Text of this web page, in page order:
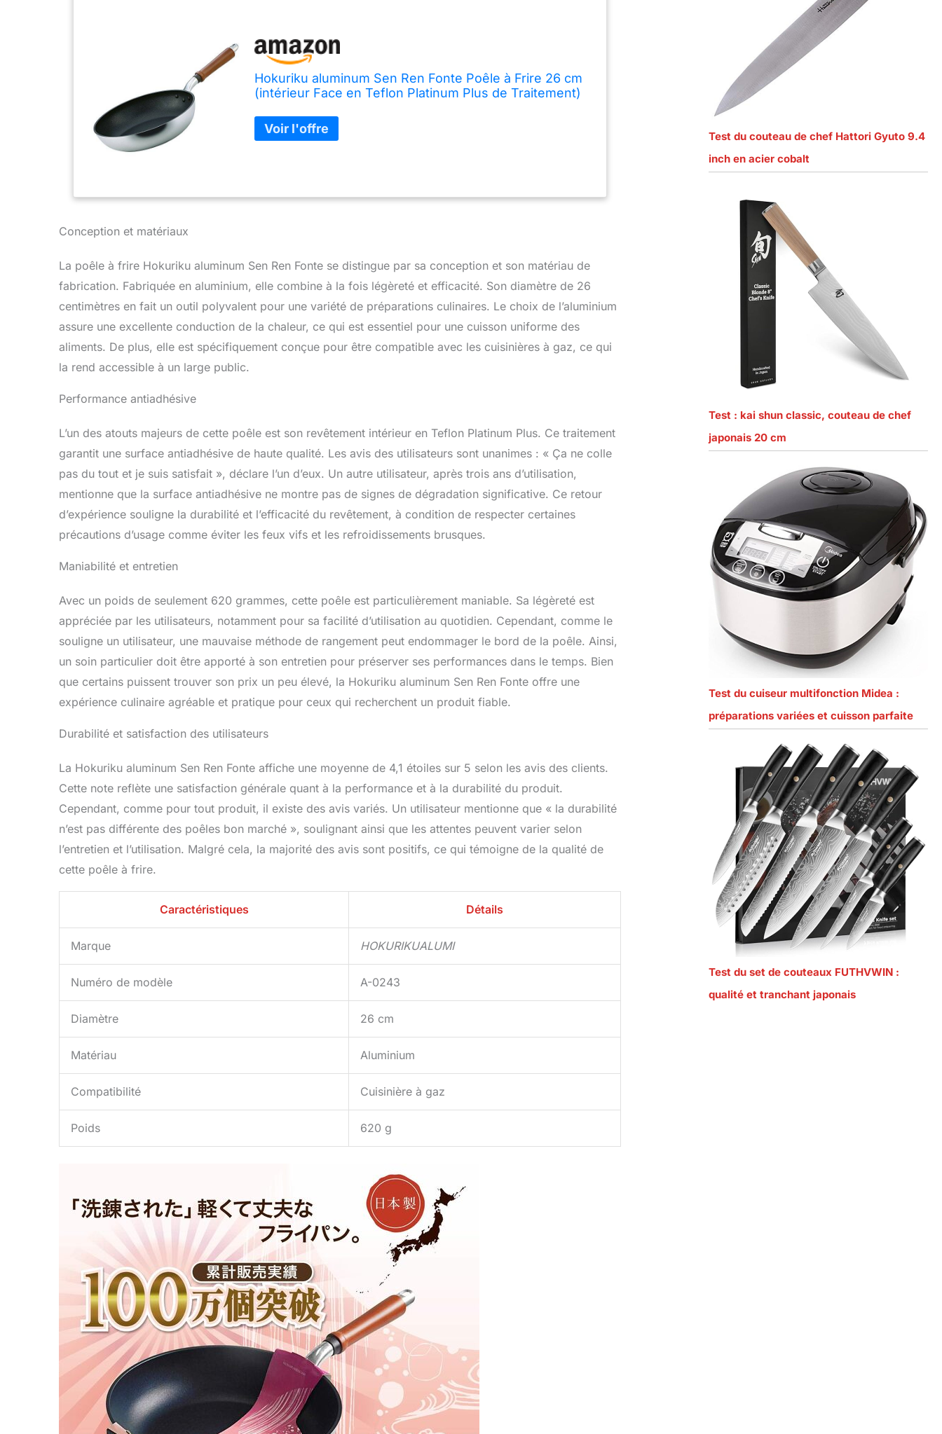
Hokuriku aluminum Sen Ren Fonte Poêle à Frire 26 cm
(intérieur Face en Teflon Platinum Plus de Traitement)
Conception et matériaux
La poêle à frire Hokuriku aluminum Sen Ren Fonte se distingue par sa conception et son matériau de
fabrication. Fabriquée en aluminium, elle combine à la fois légèreté et efficacité. Son diamètre de 26
centimètres en fait un outil polyvalent pour une variété de préparations culinaires. Le choix de l’aluminium
assure une excellente conduction de la chaleur, ce qui est essentiel pour une cuisson uniforme des
aliments. De plus, elle est spécifiquement conçue pour être compatible avec les cuisinières à gaz, ce qui
la rend accessible à un large public.
Performance antiadhésive
L’un des atouts majeurs de cette poêle est son revêtement intérieur en Teflon Platinum Plus. Ce traitement
garantit une surface antiadhésive de haute qualité. Les avis des utilisateurs sont unanimes : « Ça ne colle
pas du tout et je suis satisfait », déclare l’un d’eux. Un autre utilisateur, après trois ans d’utilisation,
mentionne que la surface antiadhésive ne montre pas de signes de dégradation significative. Ce retour
d’expérience souligne la durabilité et l’efficacité du revêtement, à condition de respecter certaines
précautions d’usage comme éviter les feux vifs et les refroidissements brusques.
Maniabilité et entretien
Avec un poids de seulement 620 grammes, cette poêle est particulièrement maniable. Sa légèreté est
appréciée par les utilisateurs, notamment pour sa facilité d’utilisation au quotidien. Cependant, comme le
souligne un utilisateur, une mauvaise méthode de rangement peut endommager le bord de la poêle. Ainsi,
un soin particulier doit être apporté à son entretien pour préserver ses performances dans le temps. Bien
que certains puissent trouver son prix un peu élevé, la Hokuriku aluminum Sen Ren Fonte offre une
expérience culinaire agréable et pratique pour ceux qui recherchent un produit fiable.
Durabilité et satisfaction des utilisateurs
La Hokuriku aluminum Sen Ren Fonte affiche une moyenne de 4,1 étoiles sur 5 selon les avis des clients.
Cette note reflète une satisfaction générale quant à la performance et à la durabilité du produit.
Cependant, comme pour tout produit, il existe des avis variés. Un utilisateur mentionne que « la durabilité
n’est pas différente des poêles bon marché », soulignant ainsi que les attentes peuvent varier selon
l’entretien et l’utilisation. Malgré cela, la majorité des avis sont positifs, ce qui témoigne de la qualité de
cette poêle à frire.
Caractéristiques Détails
Marque HOKURIKUALUMI
Numéro de modèle A-0243
Diamètre 26 cm
Matériau Aluminium
Compatibilité Cuisinière à gaz
Poids 620 g
Test du couteau de chef Hattori Gyuto 9.4
inch en acier cobalt
Test : kai shun classic, couteau de chef
japonais 20 cm
Test du cuiseur multifonction Midea :
préparations variées et cuisson parfaite
Test du set de couteaux FUTHVWIN :
qualité et tranchant japonais